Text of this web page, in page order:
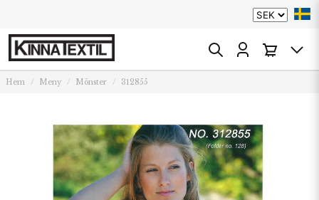
Hem Meny Mönster 312855